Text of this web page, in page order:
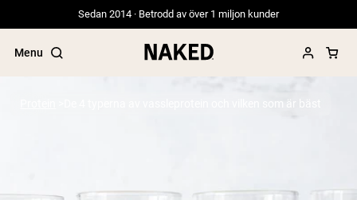
Sedan 2014 · Betrodd av över 1 miljon kunder
Menu
”Protein Powder“
De 4 typerna av vassleprotein och vilken som är bäst